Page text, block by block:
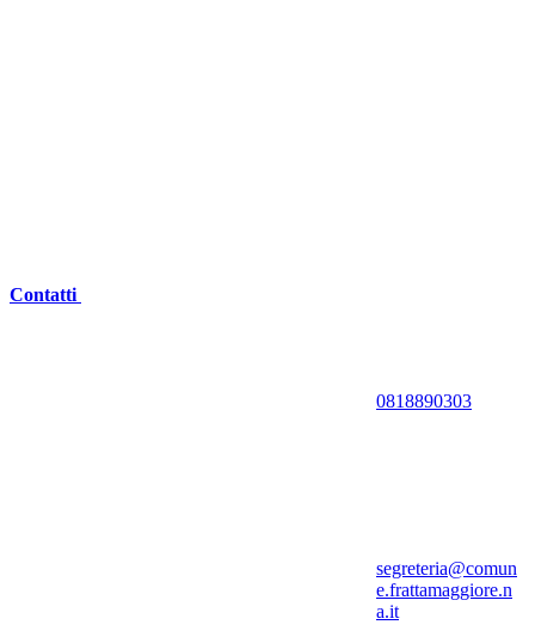
Contatti
0818890303
segreteria@comun
e.frattamaggiore.n
a.it